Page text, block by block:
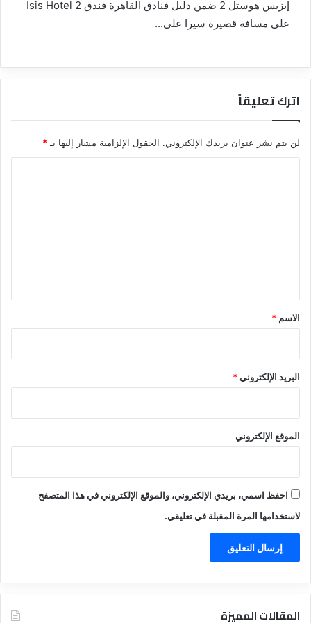
إيزيس هوستل 2 ضمن دليل فنادق القاهرة فندق Isis Hotel 2
على مسافة قصيرة سيرا على...
اترك تعليقاً
لن يتم نشر عنوان بريدك الإلكتروني. الحقول الإلزامية مشار إليها بـ*
*
الاسم *
البريد الإلكتروني*
الموقع الإلكتروني
احفظ اسمي، بريدي الإلكتروني، والموقع الإلكتروني في هذا المتصفح
لاستخدامها المرة المقبلة في تعليقي.
المقالات المميزة